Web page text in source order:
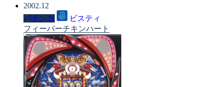
2002.12
パチンコ
ビスティ
フィーバーチキンハート